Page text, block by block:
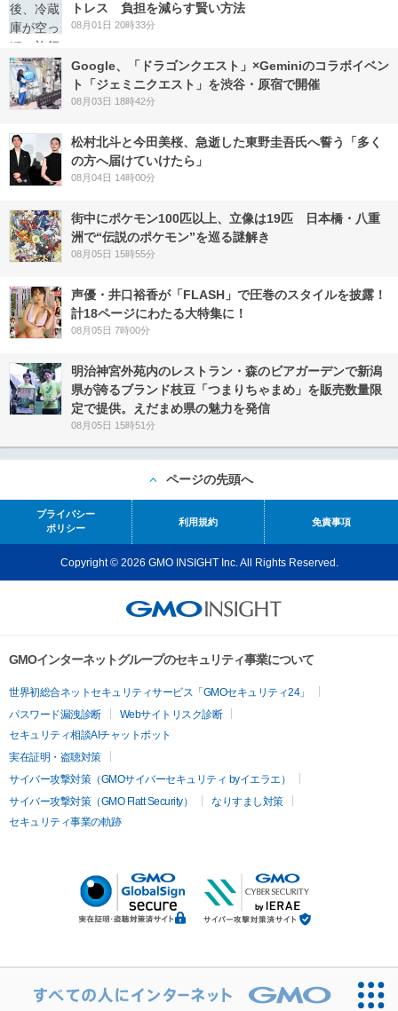
トレス 負担を減らす賢い方法
08月01日 20時33分
Google、「ドラゴンクエスト」×Geminiのコラボイベン
ト「ジェミニクエスト」を渋谷・原宿で開催
08月03日 18時42分
松村北斗と今田美桜、急逝した東野圭吾氏へ誓う「多く
の方へ届けていけたら」
08月04日 14時00分
街中にポケモン100匹以上、立像は19匹 日本橋・八重
洲で“伝説のポケモン”を巡る謎解き
08月05日 15時55分
声優・井口裕香が「FLASH」で圧巻のスタイルを披露！
計18ページにわたる大特集に！
08月05日 7時00分
明治神宮外苑内のレストラン・森のビアガーデンで新潟
県が誇るブランド枝豆「つまりちゃまめ」を販売数量限
定で提供。えだまめ県の魅力を発信
08月05日 15時51分
ページの先頭へ
プライバシー
ポリシー
利用規約 免責事項
Copyright © 2026 GMO INSIGHT Inc. All Rights Reserved.
GMOインターネットグループのセキュリティ事業について
世界初総合ネットセキュリティサービス「GMOセキュリティ24」
パスワード漏洩診断
Webサイトリスク診断
セキュリティ相談AIチャットボット
実在証明・盗聴対策
サイバー攻撃対策（GMOサイバーセキュリティ byイエラエ）
サイバー攻撃対策（GMO Flatt Security）
なりすまし対策
セキュリティ事業の軌跡